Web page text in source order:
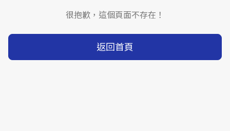
很抱歉，這個頁面不存在！
返回首頁